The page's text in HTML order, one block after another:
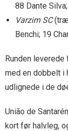
88 Dante
Varzim SC
Benchi; 19
Runden
med en dobbelt i
udlignede i de
União de
kort før halvleg,